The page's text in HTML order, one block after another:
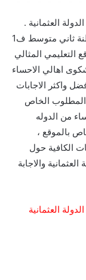
العثمانية .
حلول أسئلة كتاب الدراسات الاجتماعية والمواطنة ثاني متوسط ف1
التعليمي المثالي
اهالي الاحساء
واكثر الاجابات
المطلوب الخاص
من الدوله
بالموقع ،
الكافية حول
والاجابة
العثمانية